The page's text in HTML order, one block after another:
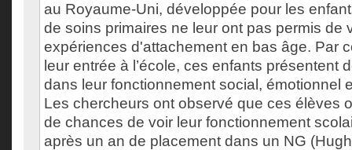
au Royaume-Uni, développée pour les
de soins primaires ne leur ont pas permis de
expériences d'attachement en bas âge. Par
leur entrée à l’école, ces enfants présentent
dans leur fonctionnement social, émotionnel
Les chercheurs ont observé que ces élèves
de chances de voir leur fonctionnement
après un an de placement dans un NG